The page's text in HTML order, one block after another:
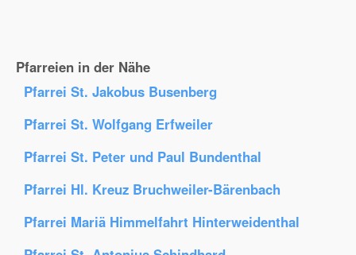
Pfarreien in der Nähe
Pfarrei St. Jakobus Busenberg
Pfarrei St. Wolfgang Erfweiler
Pfarrei St. Peter und Paul Bundenthal
Pfarrei Hl. Kreuz Bruchweiler-Bärenbach
Pfarrei Mariä Himmelfahrt Hinterweidenthal